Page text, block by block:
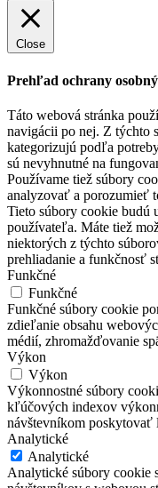
Close
Prehľad ochrany
Táto webová stránka
navigácii po nej. Z týchto
kategorizujú podľa
sú nevyhnutné na
Používame tiež súbory
analyzovať a porozumieť
Tieto súbory cookie budú
používateľa. Máte tiež
niektorých z týchto
prehliadanie a funkčnosť
Funkčné
Funkčné
Funkčné súbory cookie
zdieľanie obsahu
médií, zhromažďovanie
Výkon
Výkon
Výkonnostné súbory
kľúčových indexov
návštevníkom poskytovať
Analytické
Analytické
Analytické súbory cookie